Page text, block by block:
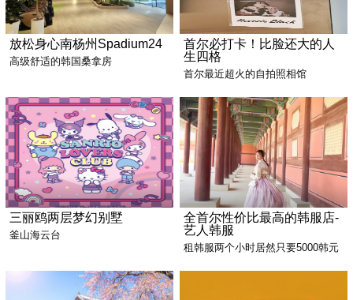
放松身心南杨州Spadium24
高级舒适的韩国桑拿房
首尔必打卡！比脸还大的人
生四格
首尔最近超火的自拍照相馆
三丽鸥两层梦幻别墅
釜山海云台
全首尔性价比最高的韩服店-
艺人韩服
租韩服两个小时居然只要5000韩元